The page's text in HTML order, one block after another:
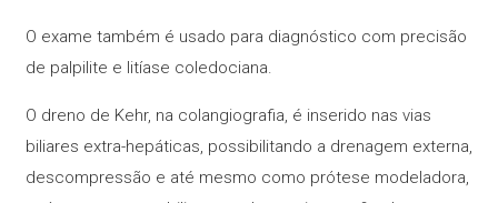
O exame também é usado para diagnóstico com precisão
de palpilite e litíase coledociana.
O dreno de Kehr, na colangiografia, é inserido nas vias
biliares extra-hepáticas, possibilitando a drenagem externa,
descompressão e até mesmo como prótese modeladora,